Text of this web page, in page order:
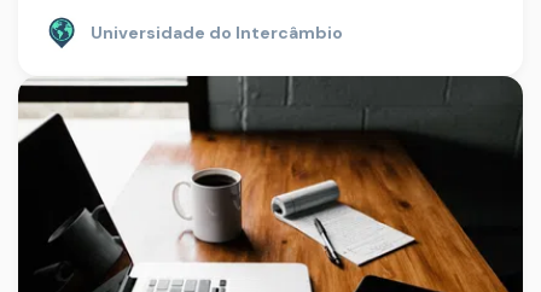
Universidade do Intercâmbio